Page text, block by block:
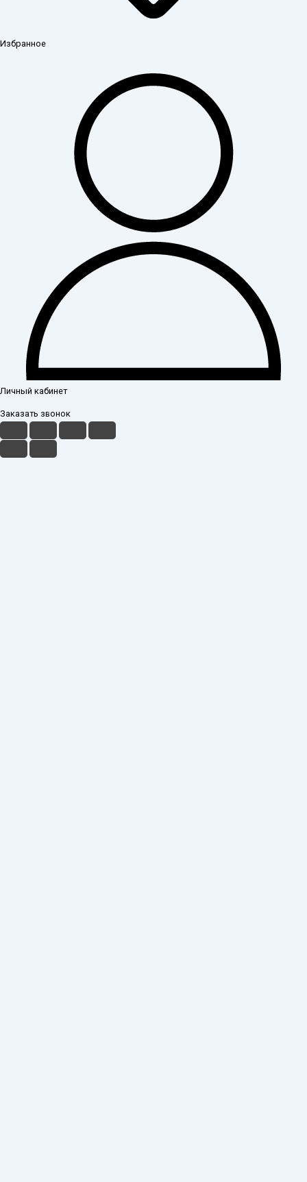
Избранное
Личный кабинет
Заказать звонок